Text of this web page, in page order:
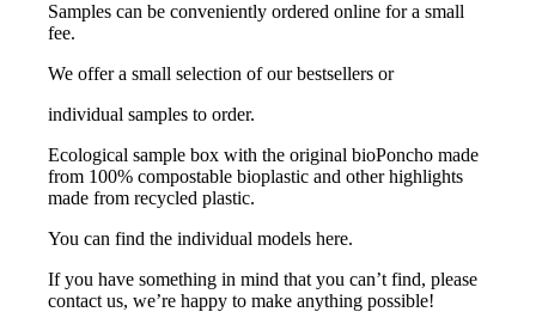
Samples can be conveniently ordered online for a small
fee.
We offer a small selection of our bestsellers or
individual samples to order.
Ecological sample box with the original bioPoncho made
from 100% compostable bioplastic and other highlights
made from recycled plastic.
You can find the individual models here.
If you have something in mind that you can’t find, please
contact us, we’re happy to make anything possible!